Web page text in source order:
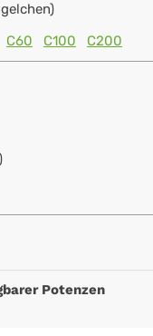
C60 C100 C200
Potenzen